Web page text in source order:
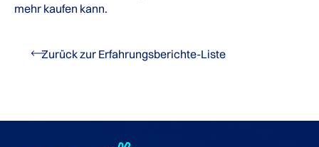
mehr kaufen kann.
Zurück zur Erfahrungsberichte-Liste